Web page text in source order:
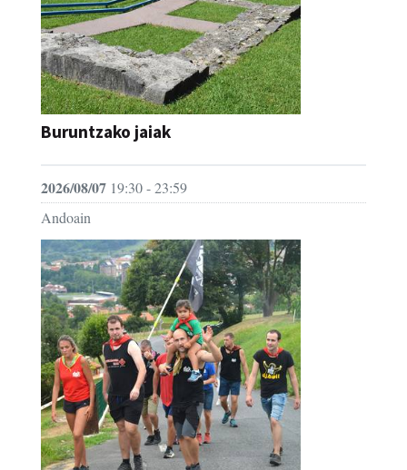
Buruntzako jaiak
2026/08/07 19:30 - 23:59
Andoain